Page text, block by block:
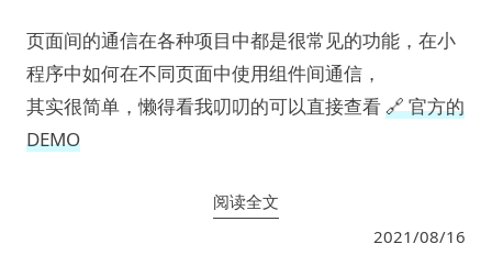
页面间的通信在各种项目中都是很常见的功能，在小
程序中如何在不同页面中使用组件间通信，
其实很简单，懒得看我叨叨的可以直接查看🔗 官方的
DEMO
阅读全文
2021/08/16